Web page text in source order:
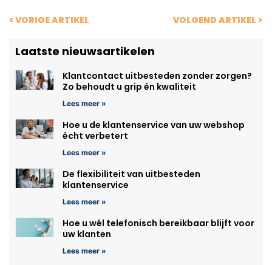
< VORIGE ARTIKEL VOLGEND ARTIKEL >
Laatste nieuwsartikelen
Klantcontact uitbesteden zonder zorgen?
Zo behoudt u grip én kwaliteit
Lees meer »
Hoe u de klantenservice van uw webshop
écht verbetert
Lees meer »
De flexibiliteit van uitbesteden
klantenservice
Lees meer »
Hoe u wél telefonisch bereikbaar blijft voor
uw klanten
Lees meer »